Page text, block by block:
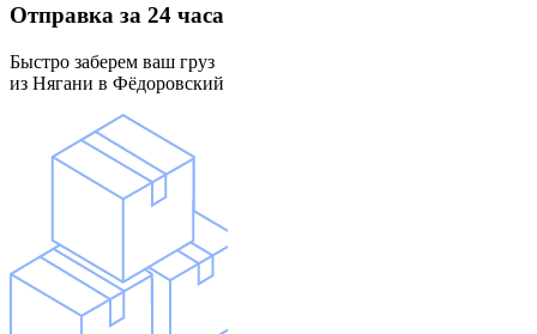
Отправка за 24 часа
Быстро заберем ваш груз
из Нягани в Фёдоровский